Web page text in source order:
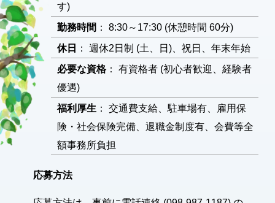
す)
勤務時間 ： 8:30～17:30 (休憩時間 60分)
休日
： 週休2日制 (土、日)、祝日、年末年始
必要な資格： 有資格者 (初心者歓迎、経験者
優遇)
福利厚生 ： 交通費支給、駐車場有、雇用保
険・社会保険完備、退職金制度有、会費等全
額事務所負担
応募方法